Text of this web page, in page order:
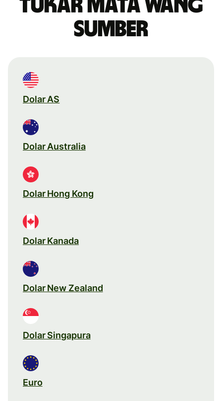
Tukar mata wang
sumber
Dolar AS
Dolar Australia
Dolar Hong Kong
Dolar Kanada
Dolar New Zealand
Dolar Singapura
Euro